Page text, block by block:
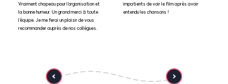
Vraiment chapeau pour l’organisation et
la bonne humeur. Un grand merci à toute
l’équipe. Je me ferai un plaisir de vous
recommander auprès de nos collègues.
impatients de voir le film après avoir
entendu les chansons !